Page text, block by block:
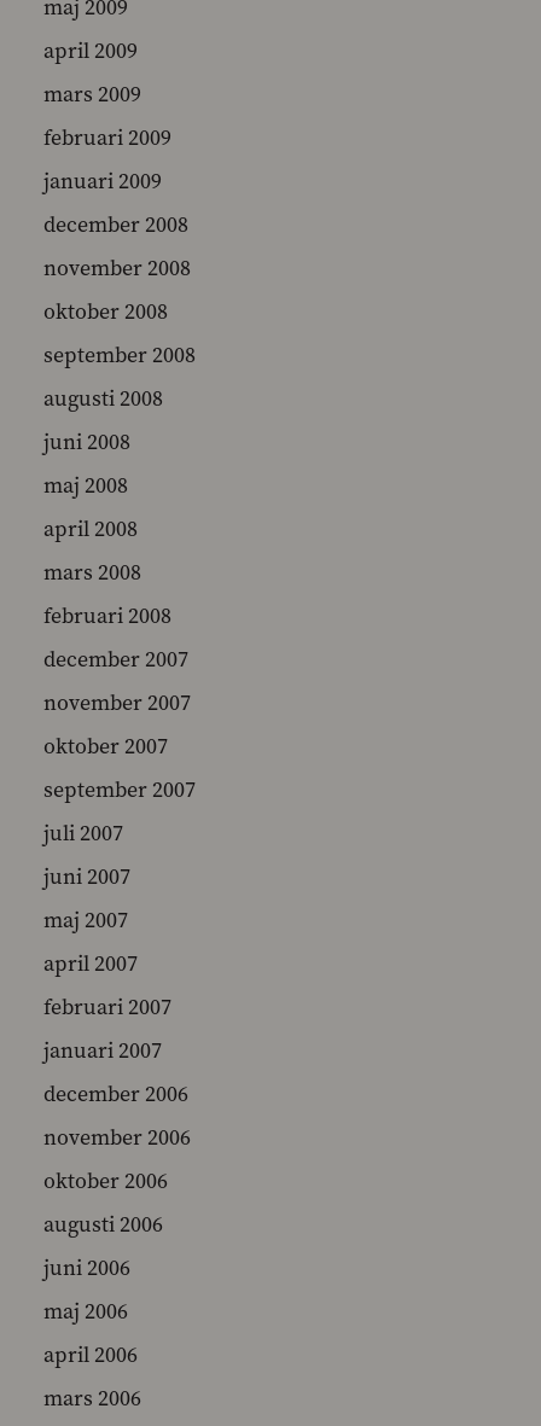
maj 2009
april 2009
mars 2009
februari 2009
januari 2009
december 2008
november 2008
oktober 2008
september 2008
augusti 2008
juni 2008
maj 2008
april 2008
mars 2008
februari 2008
december 2007
november 2007
oktober 2007
september 2007
juli 2007
juni 2007
maj 2007
april 2007
februari 2007
januari 2007
december 2006
november 2006
oktober 2006
augusti 2006
juni 2006
maj 2006
april 2006
mars 2006